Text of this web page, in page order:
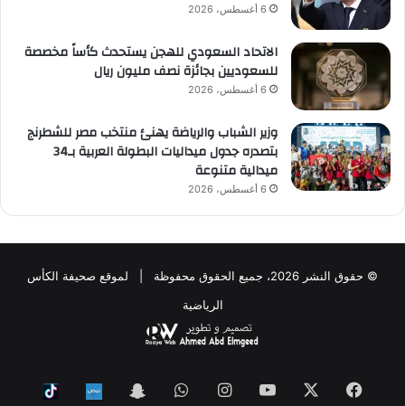
6 أغسطس، 2026
الاتحاد السعودي للهجن يستحدث كأساً مخصصة
للسعوديين بجائزة نصف مليون ريال
6 أغسطس، 2026
وزير الشباب والرياضة يهنئ منتخب مصر للشطرنج
بتصدره جدول ميداليات البطولة العربية بـ34
ميدالية متنوعة
6 أغسطس، 2026
© حقوق النشر 2026، جميع الحقوق محفوظة | لموقع صحيفة الكأس
الرياضية
فيسبوك ‫YouTubeانستقرامواتساب Snapchat
Nabd